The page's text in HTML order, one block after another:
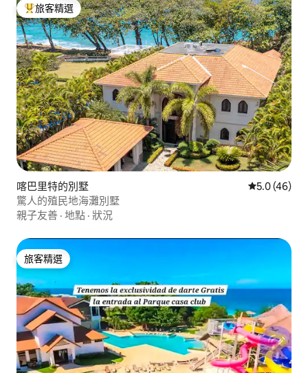
旅客精選榜首
旅客精選
喀巴里特的別墅 從 46 則評
5.0 (46)
驚人的殖民地海灘別墅
親子友善 · 地點 · 狀況
旅客精選
旅客精選